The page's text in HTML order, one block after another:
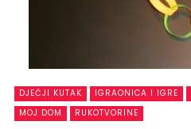
DJEČJI KUTAK IGRAONICA I IGRE
MOJ DOM
RUKOTVORINE